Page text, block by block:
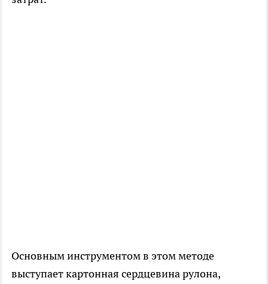
Основным инструментом в этом методе
выступает картонная сердцевина рулона,